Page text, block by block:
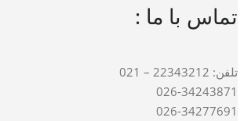
تماس با ما :
تلفن: 22343212 – 021
026-34243871
026-34277691